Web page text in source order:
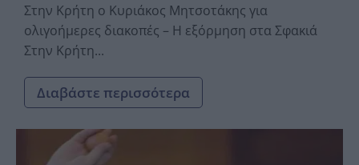
Στην Κρήτη ο Κυριάκος Μητσοτάκης για
ολιγοήμερες διακοπές – Η εξόρμηση στα Σφακιά
Στην Κρήτη...
Διαβάστε περισσότερα